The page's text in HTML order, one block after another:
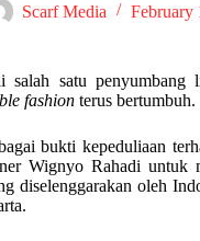
Scarf Media February
salah satu
fashion terus bertumbuh.
bukti kepeduliaan
Wignyo Rahadi untuk
diselenggarakan oleh